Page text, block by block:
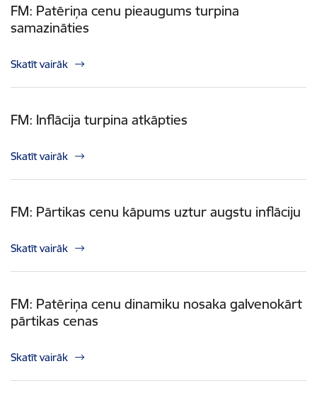
FM: Patēriņa cenu pieaugums turpina
samazināties
Skatīt vairāk
FM: Inflācija turpina atkāpties
Skatīt vairāk
FM: Pārtikas cenu kāpums uztur augstu inflāciju
Skatīt vairāk
FM: Patēriņa cenu dinamiku nosaka galvenokārt
pārtikas cenas
Skatīt vairāk